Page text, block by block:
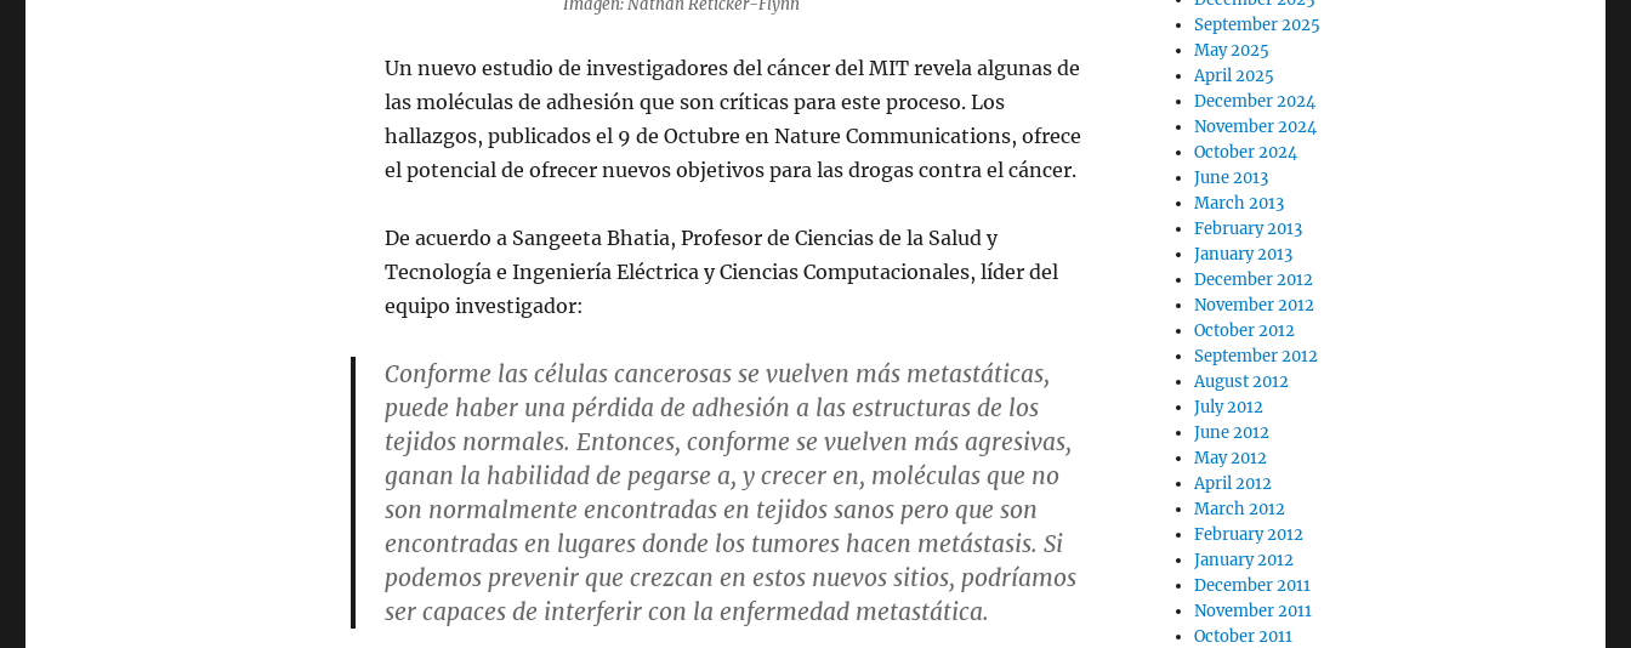
Imagen: Nathan Reticker-Flynn
Un nuevo estudio de investigadores del cáncer del MIT revela algunas de
las moléculas de adhesión que son críticas para este proceso. Los
hallazgos, publicados el 9 de Octubre en Nature Communications, ofrece
el potencial de ofrecer nuevos objetivos para las drogas contra el cáncer.
De acuerdo a Sangeeta Bhatia, Profesor de Ciencias de la Salud y
Tecnología e Ingeniería Eléctrica y Ciencias Computacionales, líder del
equipo investigador:
Conforme las células cancerosas se vuelven más metastáticas,
puede haber una pérdida de adhesión a las estructuras de los
tejidos normales. Entonces, conforme se vuelven más agresivas,
ganan la habilidad de pegarse a, y crecer en, moléculas que no
son normalmente encontradas en tejidos sanos pero que son
encontradas en lugares donde los tumores hacen metástasis. Si
podemos prevenir que crezcan en estos nuevos sitios, podríamos
ser capaces de interferir con la enfermedad metastática.
September 2025
May 2025
April 2025
December 2024
November 2024
October 2024
June 2013
March 2013
February 2013
January 2013
December 2012
November 2012
October 2012
September 2012
August 2012
July 2012
June 2012
May 2012
April 2012
March 2012
February 2012
January 2012
December 2011
November 2011
October 2011